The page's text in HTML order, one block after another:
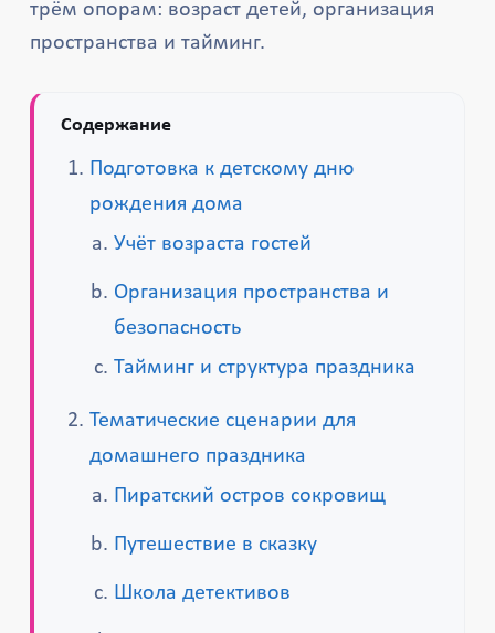
трём опорам: возраст детей, организация
пространства и тайминг.
Содержание
Подготовка к детскому дню
рождения дома
Учёт возраста гостей
Организация пространства и
безопасность
Тайминг и структура праздника
Тематические сценарии для
домашнего праздника
Пиратский остров сокровищ
Путешествие в сказку
Школа детективов